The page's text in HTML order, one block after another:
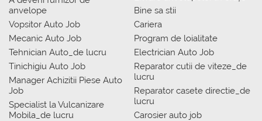
anvelope
Vopsitor Auto Job
Mecanic Auto Job
Tehnician Auto_de lucru
Tinichigiu Auto Job
Manager Achizitii Piese Auto
Job
Specialist la Vulcanizare
Mobila_de lucru
Bine sa stii
Cariera
Program de loialitate
Electrician Auto Job
Reparator cutii de viteze_de
lucru
Reparator casete directie_de
lucru
Carosier auto job